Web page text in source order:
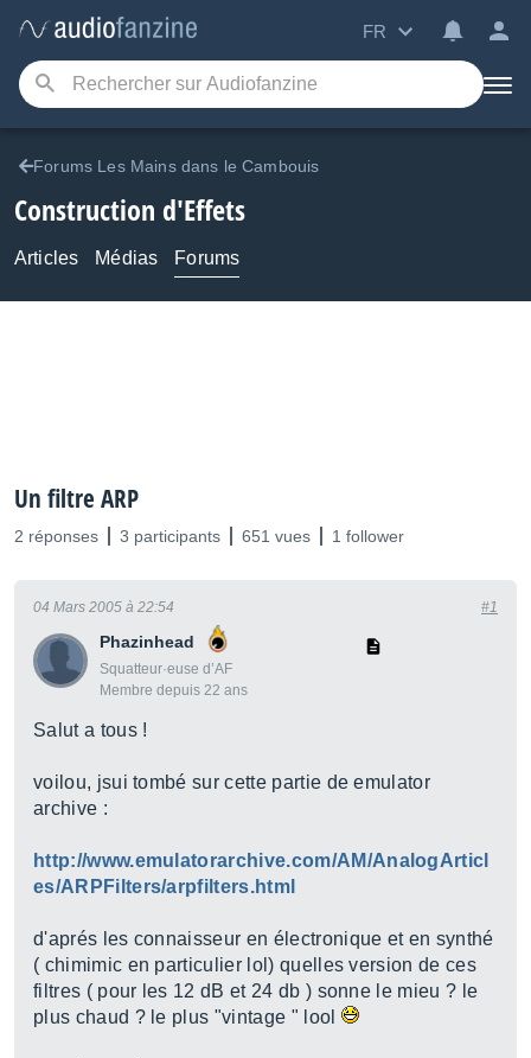
FR
Forums Les Mains dans le Cambouis
Construction d'Effets
Articles Médias Forums
Un filtre ARP
2 réponses 3 participants 651 vues 1 follower
Phazinhead
Squatteur·euse d’AF
Membre depuis 22 ans
04 Mars 2005 à 22:54 #1
Salut a tous !
voilou, jsui tombé sur cette partie de emulator
archive :
http://www.emulatorarchive.com/AM/AnalogArticl
es/ARPFilters/arpfilters.html
d'aprés les connaisseur en électronique et en synthé
( chimimic en particulier lol) quelles version de ces
filtres ( pour les 12 dB et 24 db ) sonne le mieu ? le
plus chaud ? le plus "vintage " lool